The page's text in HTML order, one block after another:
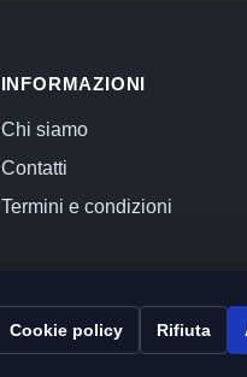
INFORMAZIONI
Chi siamo
Contatti
Termini e condizioni
Cookie policy Rifiuta